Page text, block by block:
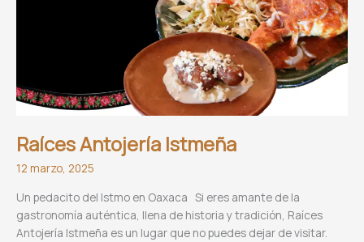
Raíces Antojería Istmeña
12 marzo, 2025
Un pedacito del Istmo en Oaxaca Si eres amante de la
gastronomía auténtica, llena de historia y tradición, Raíces
Antojería Istmeña es un lugar que no puedes dejar de visitar.